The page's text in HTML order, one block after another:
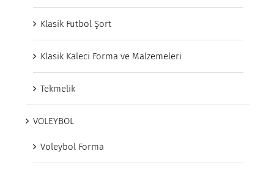
Klasik Futbol Şort
Klasik Kaleci Forma ve Malzemeleri
Tekmelik
VOLEYBOL
Voleybol Forma